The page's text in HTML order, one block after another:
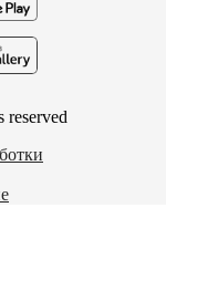
reserved